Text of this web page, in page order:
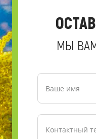
МЫ